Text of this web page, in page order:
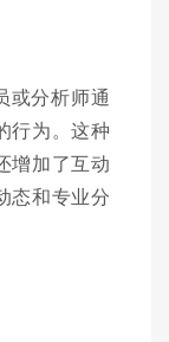
或分析师通
行为。这种
增加了互动
态和专业分